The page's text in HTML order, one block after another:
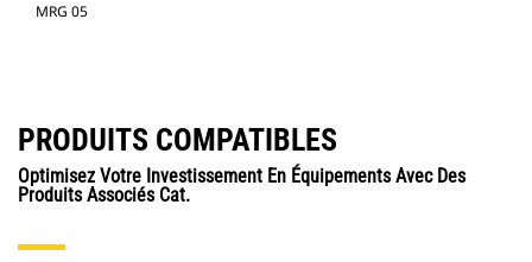
MRG 05
PRODUITS COMPATIBLES
Optimisez Votre Investissement En Équipements Avec Des
Produits Associés Cat.